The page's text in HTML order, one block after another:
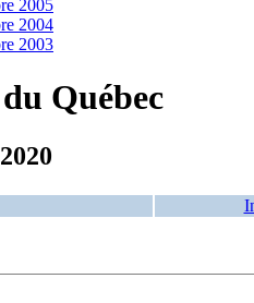
2005
2004
2003
Québec